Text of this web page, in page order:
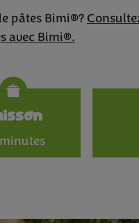
pâtes Bimi®?
avec Bimi®.